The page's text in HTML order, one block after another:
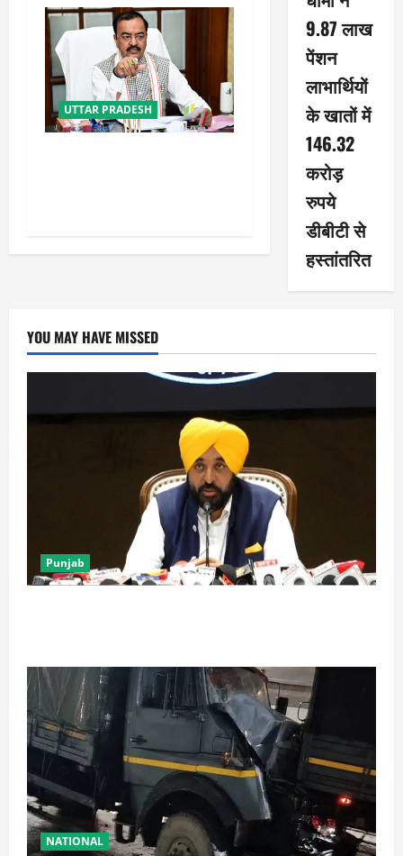
UTTAR PRADESH
9.87 लाख
पेंशन
लाभार्थियों
के खातों में
146.32
करोड़
रुपये
डीबीटी से
हस्तांतरित
YOU MAY HAVE MISSED
Punjab
NATIONAL